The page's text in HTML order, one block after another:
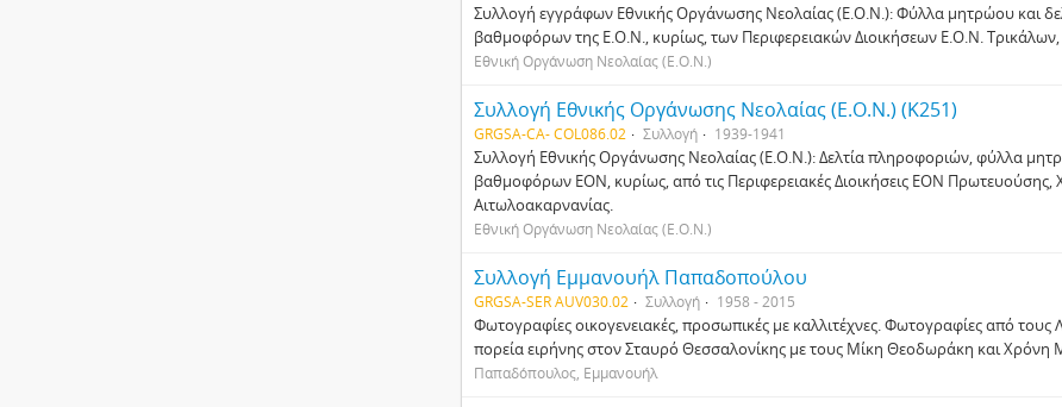
Συλλογή εγγράφων Εθνικής Οργάνωσης Νεολαίας (Ε.Ο.Ν.): Φύλλα μητρώου και
βαθμοφόρων της Ε.Ο.Ν., κυρίως, των Περιφερειακών Διοικήσεων Ε.Ο.Ν. Τρικάλων,
Εθνική Οργάνωση Νεολαίας (Ε.Ο.Ν.)
Συλλογή Εθνικής Οργάνωσης Νεολαίας (Ε.Ο.Ν.) (Κ251)
GRGSA-CA- COL086.02 Συλλογή 1939-1941
Συλλογή Εθνικής Οργάνωσης Νεολαίας (Ε.Ο.Ν.): Δελτία πληροφοριών, φύλλα
βαθμοφόρων ΕΟΝ, κυρίως, από τις Περιφερειακές Διοικήσεις ΕΟΝ Πρωτευούσης,
Αιτωλοακαρνανίας.
Εθνική Οργάνωση Νεολαίας (Ε.Ο.Ν.)
Συλλογή Εμμανουήλ Παπαδοπούλου
GRGSA-SER AUV030.02 Συλλογή 1958 - 2015
Φωτογραφίες οικογενειακές, προσωπικές με καλλιτέχνες. Φωτογραφίες από τους
πορεία ειρήνης στον Σταυρό Θεσσαλονίκης με τους Μίκη Θεοδωράκη και Χρόνη
Παπαδόπουλος, Εμμανουήλ